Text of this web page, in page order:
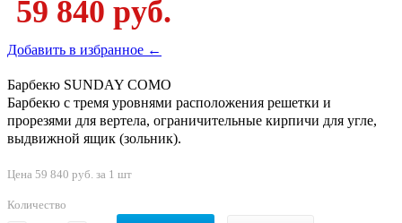
59 840 руб.
Добавить в избранное ←
Барбекю SUNDAY COMO
Барбекю с тремя уровнями расположения решетки и
прорезями для вертела, ограничительные кирпичи для угле,
выдвижной ящик (зольник).
Цена 59 840 руб. за 1 шт
Количество